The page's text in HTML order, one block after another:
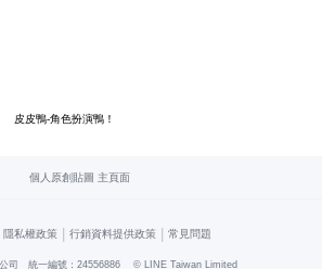
皮皮鴨-角色扮演鴨！
個人原創貼圖 主頁面
隱私權政策 | 行銷資料提供政策 | 常見問題
司 統一編號：24556886 © LINE Taiwan Limited